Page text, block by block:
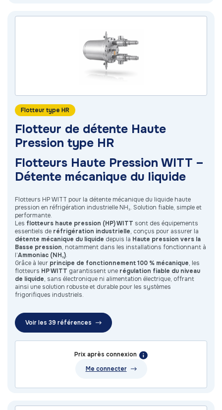
Flotteur type HR
Flotteur de détente Haute
Pression type HR
Flotteurs Haute Pression WITT –
Détente mécanique du liquide
Flotteurs HP WITT pour la détente mécanique du liquide haute
pression en réfrigération industrielle NH₃. Solution fiable, simple et
performante.
Les flotteurs haute pression (HP) WITT sont des équipements
essentiels de réfrigération industrielle, conçus pour assurer la
détente mécanique du liquide depuis la Haute pression vers la
Basse pression, notamment dans les installations fonctionnant à
l’Ammoniac (NH₃).
Grâce à leur principe de fonctionnement 100 % mécanique, les
flotteurs HP WITT garantissent une régulation fiable du niveau
de liquide, sans électronique ni alimentation électrique, offrant
ainsi une solution robuste et durable pour les systèmes
frigorifiques industriels.
Voir les 39 références
Prix après connexion
Me connecter